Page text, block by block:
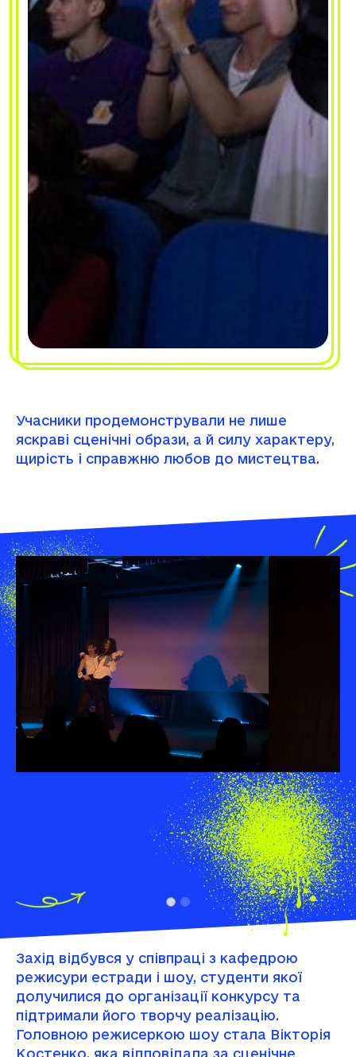
яскраві сценічні образи, а й силу характеру,
щирість і справжню любов до мистецтва.
Захід відбувся у співпраці з кафедрою
режисури естради і шоу, студенти якої
долучилися до організації конкурсу та
підтримали його творчу реалізацію.
Головною режисеркою шоу стала Вікторія
Костенко, яка відповідала за сценічне
бачення, режисерське рішення та цілісність
постановки.